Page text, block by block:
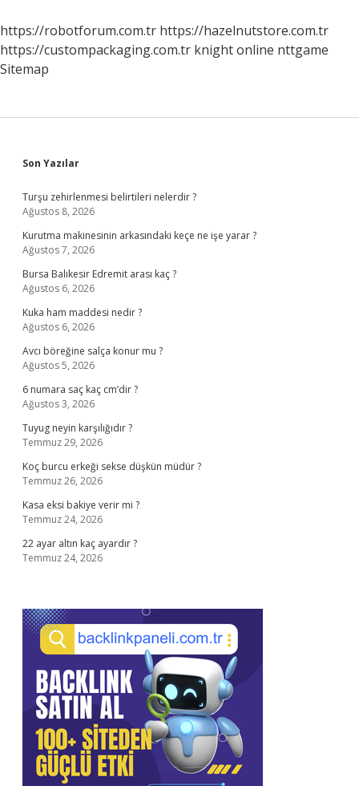
Kaç
Kez
https://robotforum.com.tr https://hazelnutstore.com.tr
https://custompackaging.com.tr knight online nttgame
Sitemap
Sidebar
Son Yazılar
Turşu zehirlenmesi belirtileri nelerdir ?
Ağustos 8, 2026
Kurutma makinesinin arkasındaki keçe ne işe yarar ?
Ağustos 7, 2026
Bursa Balıkesir Edremit arası kaç ?
Ağustos 6, 2026
Kuka ham maddesi nedir ?
Ağustos 6, 2026
Avcı böreğine salça konur mu ?
Ağustos 5, 2026
6 numara saç kaç cm’dir ?
Ağustos 3, 2026
Tuyug neyin karşılığıdır ?
Temmuz 29, 2026
Koç burcu erkeği sekse düşkün müdür ?
Temmuz 26, 2026
Kasa eksi bakiye verir mi ?
Temmuz 24, 2026
22 ayar altın kaç ayardır ?
Temmuz 24, 2026